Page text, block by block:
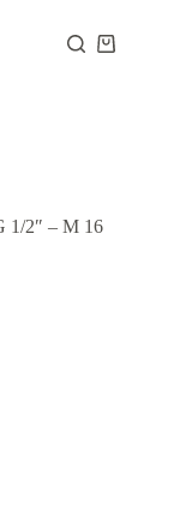
Warenkorb
2″ – M 16